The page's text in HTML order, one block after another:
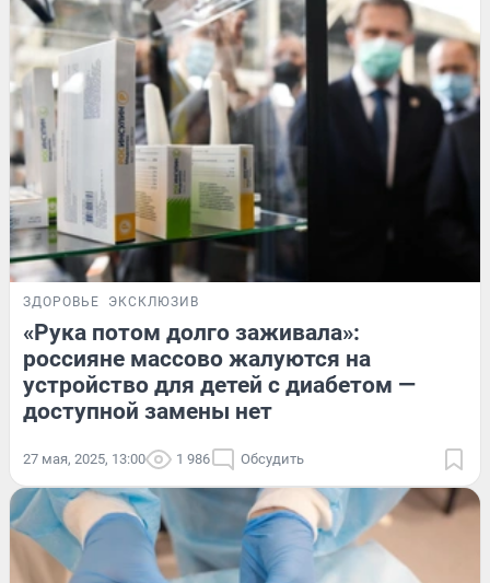
ЗДОРОВЬЕ ЭКСКЛЮЗИВ
«Рука потом долго заживала»:
россияне массово жалуются на
устройство для детей с диабетом —
доступной замены нет
27 мая, 2025, 13:00 1 986 Обсудить